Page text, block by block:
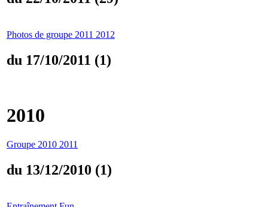
Photos de groupe 2011 2012
du 17/10/2011 (1)
2010
Groupe 2010 2011
du 13/12/2010 (1)